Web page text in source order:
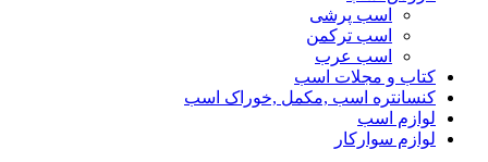
اسب پرشی
اسب ترکمن
اسب عرب
کتاب و مجلات اسب
کنسانتره اسب ,مکمل ,خوراک اسب
لوازم اسب
لوازم سوارکار